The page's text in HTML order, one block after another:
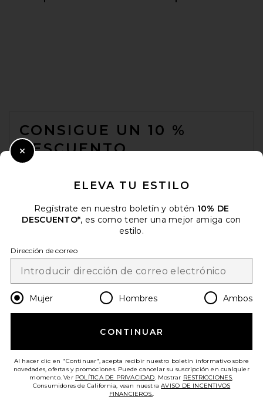
CONSIGUE UN 10 %
DESCUENTO
electrónico. Puede retirarse en cualquier momento.
Email Address
Change Country Regions
es USD
¡AYÚDANOS A MEJORAR!
ATENCIÓN AL CLIENTE
ELEVA TU ESTILO
Regístrate en nuestro boletín y obtén 10% DE
DESCUENTO*, es como tener una mejor amiga con
estilo.
Dirección de correo
Mujer Hombres Ambos
CONTINUAR
Al hacer clic en "Continuar", acepta recibir nuestro boletín informativo sobre
novedades, ofertas y promociones. Puede cancelar su suscripción en cualquier
momento. Ver POLÍTICA DE PRIVACIDAD. Mostrar RESTRICCIONES.
Consumidores de California, vean nuestraAVISO DE INCENTIVOS
FINANCIEROS..
Close Modal